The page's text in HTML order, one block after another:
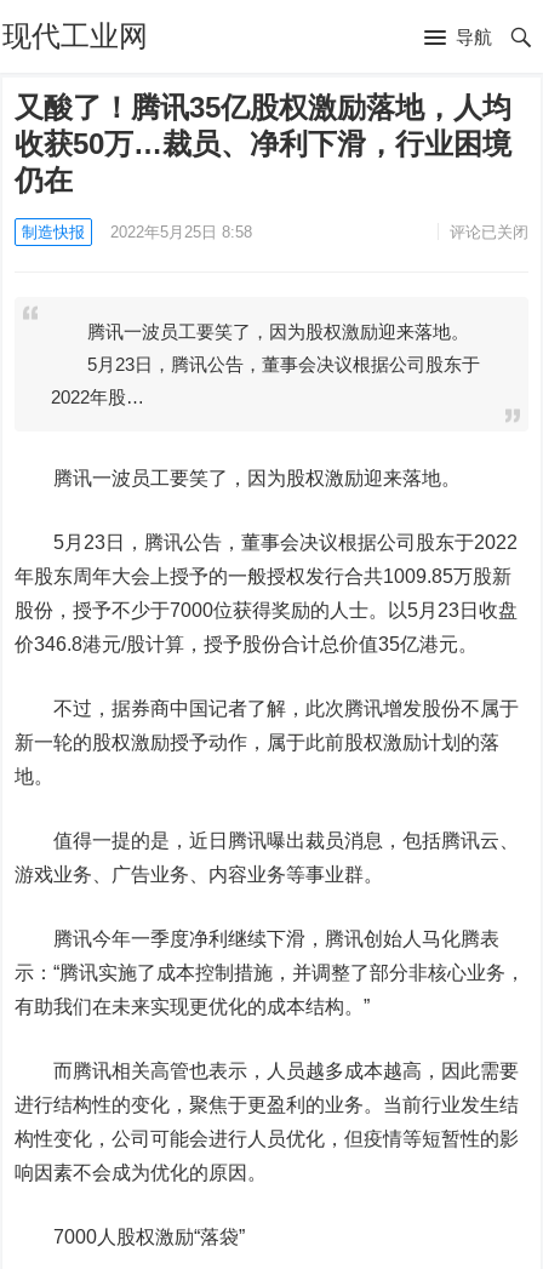
现代工业网 导航
又酸了！腾讯35亿股权激励落地，人均
收获50万…裁员、净利下滑，行业困境
仍在
制造快报 2022年5月25日 8:58 评论已关闭
腾讯一波员工要笑了，因为股权激励迎来落地。
5月23日，腾讯公告，董事会决议根据公司股东于
2022年股…
腾讯一波员工要笑了，因为股权激励迎来落地。
5月23日，腾讯公告，董事会决议根据公司股东于2022
年股东周年大会上授予的一般授权发行合共1009.85万股新
股份，授予不少于7000位获得奖励的人士。以5月23日收盘
价346.8港元/股计算，授予股份合计总价值35亿港元。
不过，据券商中国记者了解，此次腾讯增发股份不属于
新一轮的股权激励授予动作，属于此前股权激励计划的落
地。
值得一提的是，近日腾讯曝出裁员消息，包括腾讯云、
游戏业务、广告业务、内容业务等事业群。
腾讯今年一季度净利继续下滑，腾讯创始人马化腾表
示：“腾讯实施了成本控制措施，并调整了部分非核心业务，
有助我们在未来实现更优化的成本结构。”
而腾讯相关高管也表示，人员越多成本越高，因此需要
进行结构性的变化，聚焦于更盈利的业务。当前行业发生结
构性变化，公司可能会进行人员优化，但疫情等短暂性的影
响因素不会成为优化的原因。
7000人股权激励“落袋”